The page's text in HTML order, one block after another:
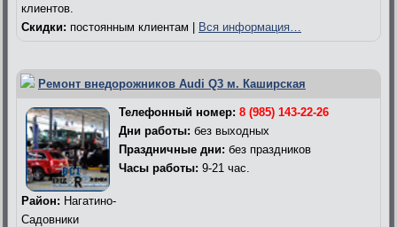
клиентов.
Скидки: постоянным клиентам | Вся информация…
Ремонт внедорожников Audi Q3 м. Каширская
Телефонный номер: 8 (985) 143-22-26
Дни работы: без выходных
Праздничные дни: без праздников
Часы работы: 9-21 час.
Район: Нагатино-
Садовники